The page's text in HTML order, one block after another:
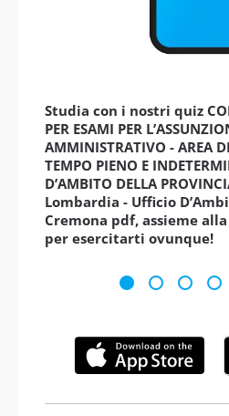
Studia con i nostri quiz
PER ESAMI PER
AMMINISTRATIVO - AREA
TEMPO PIENO E
D’AMBITO DELLA
Lombardia - Ufficio
Cremona pdf, assieme
per esercitarti ovunque!